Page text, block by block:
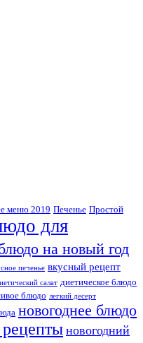
меню 2019 Печенье Простой
для
на новый год
печенье вкусный рецепт
салат диетическое блюдо
блюдо легкий десерт
новогоднее блюдо
рецептыновогодний